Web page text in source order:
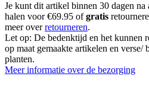
Je kunt dit artikel binnen 30 dagen na
halen voor €69.95 ofgratis
meer overretourneren.
Let op: De bedenktijd en het kunnen
op maat gemaakte artikelen en verse/
planten.
Meer informatie over de bezorging